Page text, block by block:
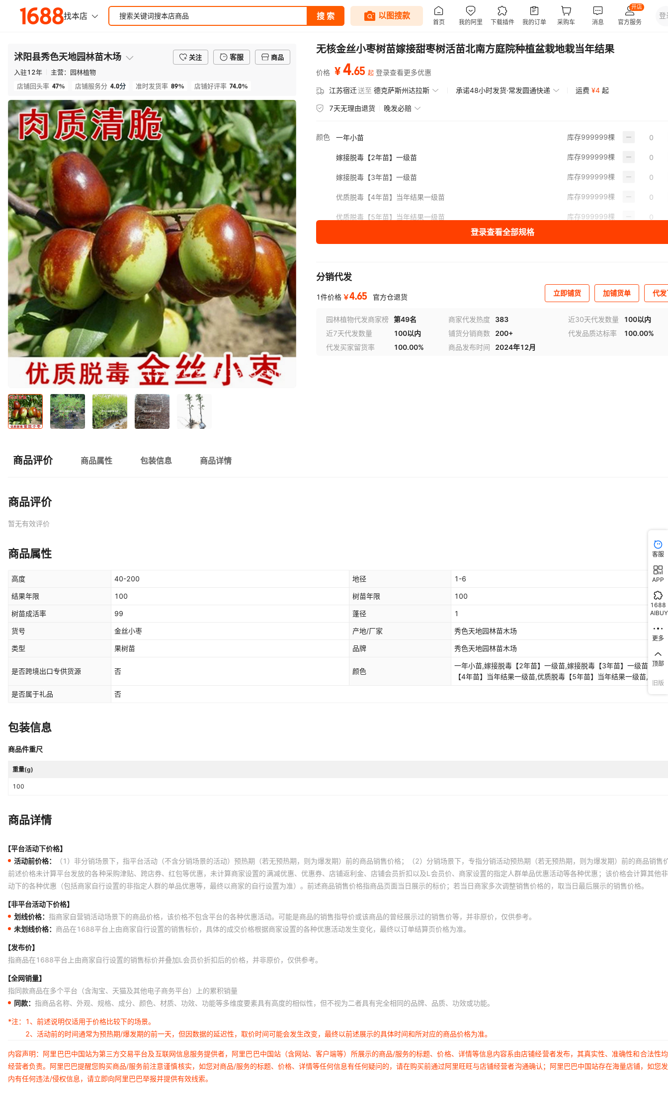
沭阳县秀色天地园林苗木场 关注 客服
商品
入驻12年 主营： 园林植物
店铺回头率 47% 店铺服务分 4.0分 准时发货率 89% 店铺好评率 74.0%
无核金丝小枣树苗嫁接甜枣树活苗北南方庭院种植盆栽地栽当年结果
价格 ¥4.65 起 登录查看更多优惠
江苏宿迁送至 德克萨斯州达拉斯 承诺48小时发货·常发圆通快递 运费 ¥4 起
7天无理由退货 晚发必赔
颜色 一年小苗 库存999999棵
嫁接脱毒【2年苗】一级苗 库存999999棵
嫁接脱毒【3年苗】一级苗 库存999999棵
优质脱毒【4年苗】当年结果一级苗 库存999999棵
优质脱毒【5年苗】当年结果一级苗 库存999999棵
优质脱毒【8年苗】当年结果一级苗
优质脱毒【10年苗】当年结果一级苗 库存 999999棵
优质脱毒【12年苗】当年结果一级苗 库存999999棵
优质脱毒【15年苗】当年结果一级苗 库存999999棵
登录查看全部规格
分销代发
1件价格 ￥4.65 官方仓退货 立即铺货 加铺货单 代
园林植物代发商家榜 第49名 商家代发热度 383 近30天代发数量
100以内
近7天代发数量
100以内 铺货分销商数 200+ 代发品质达标率
100.00%
代发买家留货率
100.00% 商品发布时间 2024年12月
商品评价 商品属性 包装信息 商品详情
商品评价
暂无有效评价
商品属性
高度 40-200 地径 1-6
结果年限 100 树苗年限 100
树苗成活率 99 蓬径 1
货号 金丝小枣 产地/厂家 秀色天地园林苗木场
类型 果树苗 品牌 秀色天地园林苗木场
是否跨境出口专供货源 否 颜色
一年小苗,嫁接脱毒【2年苗】一级苗,嫁接脱毒【3年苗】一级苗,优质
【4年苗】当年结果一级苗,优质脱毒【5年苗】当年结果一级苗,优质
【6年苗】当年结果一级苗,优质脱毒【7年苗】当年结果一级苗,优质
是否属于礼品 否
包装信息
商品件重尺
重量(g)
100
商品详情
【平台活动下价格】
活动前价格：
（1）非分销场景下，指平台活动（不含分销场景的活动）预热期（若无预热期，则为爆发期）前的商品销售价格；（2）分销场景下，专指分销活动预热期（若无预热期，则为爆发期）前的商品销售
前述价格未计算平台发放的各种采购津贴、跨店券、红包等优惠，未计算商家设置的满减优惠、优惠券、店铺返利金、店铺会员折扣以及L会员价、商家设置的指定人群单品优惠活动等各种优惠；该价格会计算其他
动下的各种优惠（包括商家自行设置的非指定人群的单品优惠等，最终以商家的自行设置为准）。前述商品销售价格指商品页面当日展示的标价；若当日商家多次调整销售价格的，取当日最后展示的销售价格。
【非平台活动下价格】
划线价格： 指商家自营销活动场景下的商品价格，该价格不包含平台的各种优惠活动。可能是商品的销售指导价或该商品的曾经展示过的销售价等，并非原价，仅供参考。
未划线价格： 商品在1688平台上由商家自行设置的销售标价，具体的成交价格根据商家设置的各种优惠活动发生变化，最终以订单结算页价格为准。
【发布价】
指商品在1688平台上由商家自行设置的销售标价并叠加L会员价折扣后的价格，并非原价，仅供参考。
【全网销量】
指同款商品在多个平台（含淘宝、天猫及其他电子商务平台）上的累积销量
同款： 指商品名称、外观、规格、成分、颜色、材质、功效、功能等多维度要素具有高度的相似性，但不视为二者具有完全相同的品牌、品质、功效或功能。
*注：
1、前述说明仅适用于价格比较下的场景。
2、活动前的时间通常为预热期/爆发期的前一天，但因数据的延迟性，取价时间可能会发生改变，最终以前述展示的具体时间和所对应的商品价格为准。
内容声明：阿里巴巴中国站为第三方交易平台及互联网信息服务提供者，阿里巴巴中国站（含网站、客户端等）所展示的商品/服务的标题、价格、详情等信息内容系由店铺经营者发布，其真实性、准确性和合法性
经营者负责。阿里巴巴提醒您购买商品/服务前注意谨慎核实，如您对商品/服务的标题、价格、详情等任何信息有任何疑问的，请在购买前通过阿里旺旺与店铺经营者沟通确认；阿里巴巴中国站存在海量店铺，如您
内有任何违法/侵权信息，请立即向阿里巴巴举报并提供有效线索。
客服
APP
1688
AIBUY
更多
顶部
旧版